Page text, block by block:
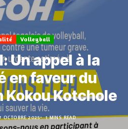
Volleyball
Un appel à la
en faveur du
Kokou Kotchole
OCTOBRE 2025 1 MINS READ